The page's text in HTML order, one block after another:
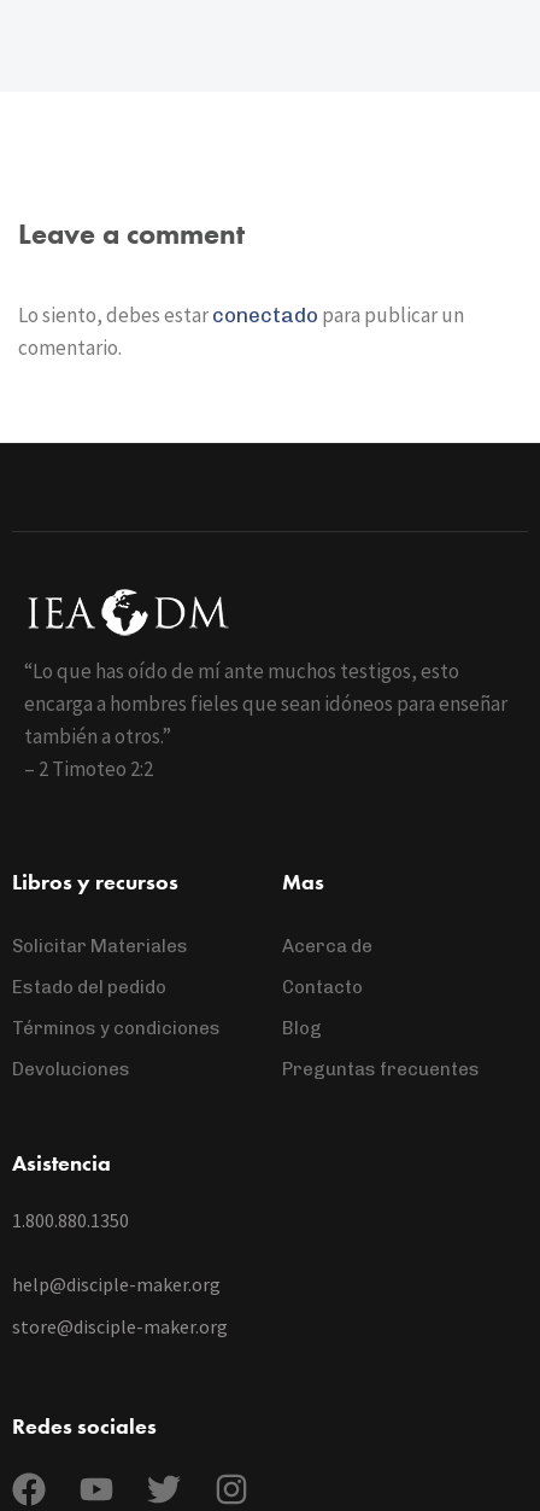
Leave a comment
Lo siento, debes estarconectado para publicar un
comentario.
“Lo que has oído de mí ante muchos testigos, esto
encarga a hombres fieles que sean idóneos para enseñar
también a otros.”
– 2 Timoteo 2:2
Libros y recursos
Solicitar Materiales
Estado del pedido
Términos y condiciones
Devoluciones
Mas
Acerca de
Contacto
Blog
Preguntas frecuentes
Asistencia
1.800.880.1350
help@disciple-maker.org
store@disciple-maker.org
Redes sociales